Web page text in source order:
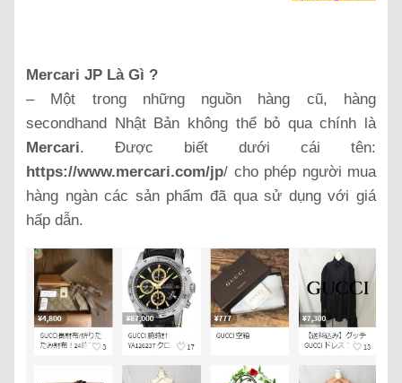
Mercari JP Là Gì ?
– Một trong những nguồn hàng cũ, hàng
secondhand Nhật Bản không thể bỏ qua chính là
Mercari. Được biết dưới cái tên:
https://www.mercari.com/jp/ cho phép người mua
hàng ngàn các sản phẩm đã qua sử dụng với giá
hấp dẫn.